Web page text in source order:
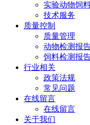
实验动物饲
技术服务
质量控制
质量管理
动物检测报
饲料检测报
行业相关
政策法规
常见问题
在线留言
在线留言
关于我们